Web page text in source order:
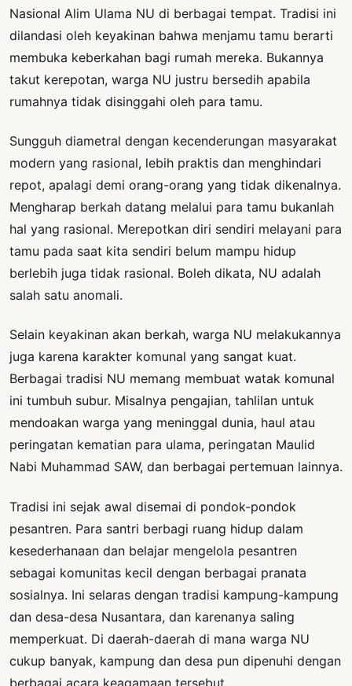
Nasional Alim Ulama NU di berbagai tempat. Tradisi ini
dilandasi oleh keyakinan bahwa menjamu tamu berarti
membuka keberkahan bagi rumah mereka. Bukannya
takut kerepotan, warga NU justru bersedih apabila
rumahnya tidak disinggahi oleh para tamu.
Sungguh diametral dengan kecenderungan masyarakat
modern yang rasional, lebih praktis dan menghindari
repot, apalagi demi orang-orang yang tidak dikenalnya.
Mengharap berkah datang melalui para tamu bukanlah
hal yang rasional. Merepotkan diri sendiri melayani para
tamu pada saat kita sendiri belum mampu hidup
berlebih juga tidak rasional. Boleh dikata, NU adalah
salah satu anomali.
Selain keyakinan akan berkah, warga NU melakukannya
juga karena karakter komunal yang sangat kuat.
Berbagai tradisi NU memang membuat watak komunal
ini tumbuh subur. Misalnya pengajian, tahlilan untuk
mendoakan warga yang meninggal dunia, haul atau
peringatan kematian para ulama, peringatan Maulid
Nabi Muhammad SAW, dan berbagai pertemuan lainnya.
Tradisi ini sejak awal disemai di pondok-pondok
pesantren. Para santri berbagi ruang hidup dalam
kesederhanaan dan belajar mengelola pesantren
sebagai komunitas kecil dengan berbagai pranata
sosialnya. Ini selaras dengan tradisi kampung-kampung
dan desa-desa Nusantara, dan karenanya saling
memperkuat. Di daerah-daerah di mana warga NU
cukup banyak, kampung dan desa pun dipenuhi dengan
berbagai acara keagamaan tersebut.